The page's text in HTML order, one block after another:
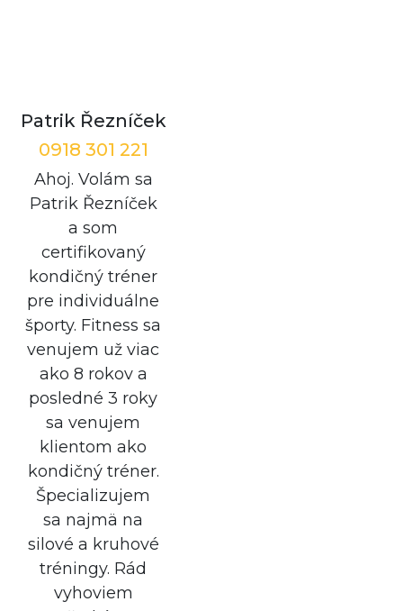
Patrik Řezníček
0918 301 221
Ahoj. Volám sa
Patrik Řezníček
a som
certifikovaný
kondičný tréner
pre individuálne
športy. Fitness sa
venujem už viac
ako 8 rokov a
posledné 3 roky
sa venujem
klientom ako
kondičný tréner.
Špecializujem
sa najmä na
silové a kruhové
tréningy. Rád
vyhoviem